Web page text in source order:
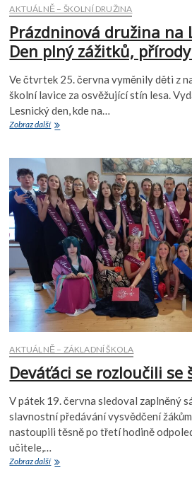
AKTUÁLNĚ – ŠKOLNÍ DRUŽINA
Prázdninová družina na
Den plný zážitků,
Ve čtvrtek 25. června vyměnily děti z
školní lavice za osvěžující stín lesa.
Lesnický den, kde na…
Zobraz dalšíPrázdninová
dni:
Den
plný
zážitků,
přírody
smíchu
AKTUÁLNĚ – ZÁKLADNÍ ŠKOLA
Deváťáci se rozloučili se
V pátek 19. června sledoval zaplněný
slavnostní předávání vysvědčení
nastoupili těsně po třetí hodině
učitele,…
Zobraz dalšíDeváťáci